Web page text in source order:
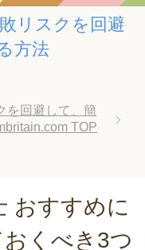
リスクを回避
方法
を回避して、簡
TOP
おすすめに
くべき3つ